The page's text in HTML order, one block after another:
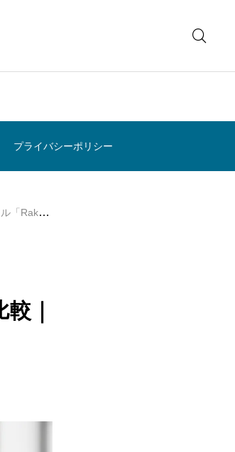
プライバシーポリシー
事不要か安定重視か、後悔しない選び方
｜